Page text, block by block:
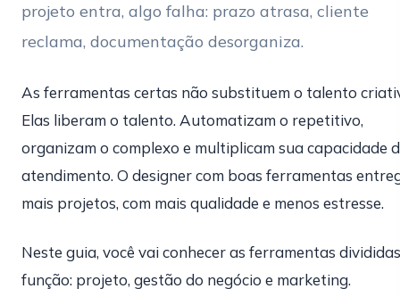
projeto entra, algo falha: prazo atrasa, cliente
reclama, documentação desorganiza.
As ferramentas certas não substituem o talento
Elas liberam o talento. Automatizam o repetitivo,
organizam o complexo e multiplicam sua capacidade
atendimento. O designer com boas ferramentas
mais projetos, com mais qualidade e menos estresse.
Neste guia, você vai conhecer as ferramentas
função: projeto, gestão do negócio e marketing.